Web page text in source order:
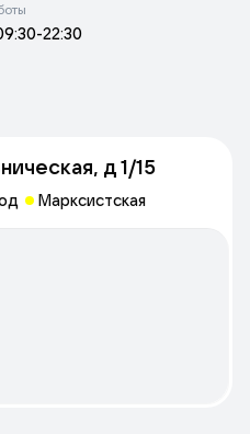
и зарубежного
и современные авторские
показы,
лекции,
22:30
д 1/15
Марксистская